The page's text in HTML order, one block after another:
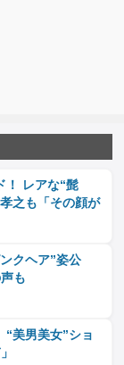
！ レアな“髭
之も「その顔が
クヘア”姿公
も
“美男美女”ショ